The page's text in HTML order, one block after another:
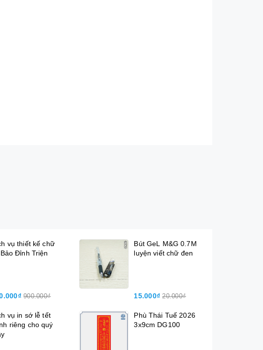
vụ thiết kế chữ
Đỉnh Triện
900.000₫
Bút GeL M&G 0.7M
luyện viết chữ đen
15.000₫ 20.000₫
vụ in sớ lễ tết
riêng cho quý
Phù Thái Tuế 2026
3x9cm DG100